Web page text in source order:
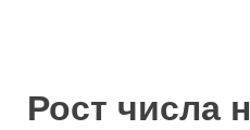
Рост числа